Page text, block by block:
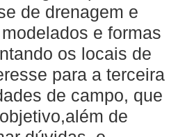
de drenagem e
e formas
os locais de
para a terceira
de campo, que
de